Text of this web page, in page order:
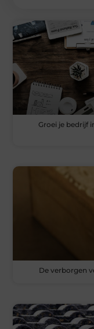
Groei je bedrijf
De verborgen